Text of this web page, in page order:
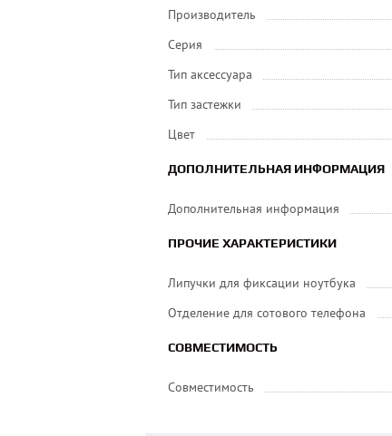
Производитель
Серия
Тип аксессуара
Тип застежки
Цвет
ДОПОЛНИТЕЛЬНАЯ ИНФОРМАЦИЯ
Дополнительная информация
ПРОЧИЕ ХАРАКТЕРИСТИКИ
Липучки для фиксации ноутбука
Отделение для сотового телефона
СОВМЕСТИМОСТЬ
Совместимость